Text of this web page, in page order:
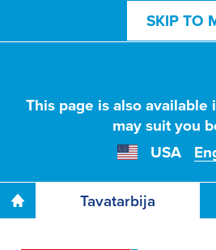
SKIP TO
This page is also available
may suit you
USA
Tavatarbija